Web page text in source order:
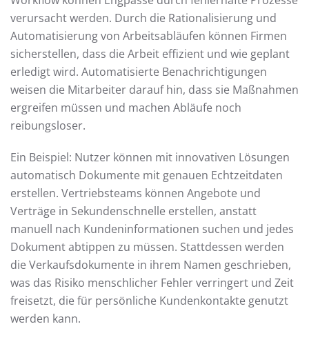
verursacht werden. Durch die Rationalisierung und
Automatisierung von Arbeitsabläufen können Firmen
sicherstellen, dass die Arbeit effizient und wie geplant
erledigt wird. Automatisierte Benachrichtigungen
weisen die Mitarbeiter darauf hin, dass sie Maßnahmen
ergreifen müssen und machen Abläufe noch
reibungsloser.
Ein Beispiel: Nutzer können mit innovativen Lösungen
automatisch Dokumente mit genauen Echtzeitdaten
erstellen. Vertriebsteams können Angebote und
Verträge in Sekundenschnelle erstellen, anstatt
manuell nach Kundeninformationen suchen und jedes
Dokument abtippen zu müssen. Stattdessen werden
die Verkaufsdokumente in ihrem Namen geschrieben,
was das Risiko menschlicher Fehler verringert und Zeit
freisetzt, die für persönliche Kundenkontakte genutzt
werden kann.